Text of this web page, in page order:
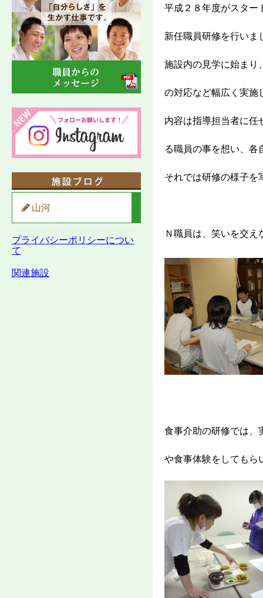
平成２８年度がスター
新任職員研修を行いま
施設内の見学に始まり
の対応など幅広く実施
内容は指導担当者に任
る職員の事を想い、各
それでは研修の様子を
Ｎ職員は、笑いを交
食事介助の研修では、
や食事体験をしてもら
山河
プライバシーポリシーについ
て
関連施設